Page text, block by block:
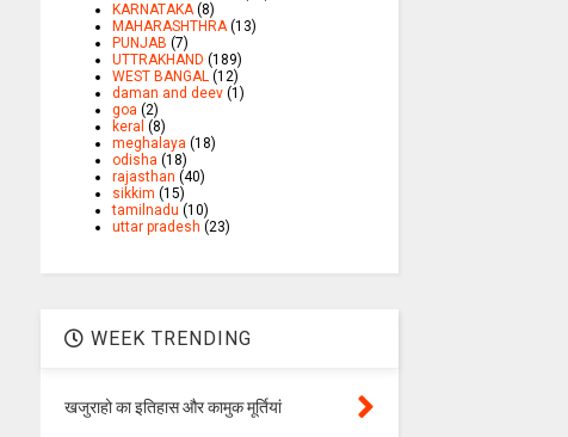
KARNATAKA (8)
MAHARASHTHRA (13)
PUNJAB (7)
UTTRAKHAND (189)
WEST BANGAL (12)
daman and deev (1)
goa (2)
keral (8)
meghalaya (18)
odisha (18)
rajasthan (40)
sikkim (15)
tamilnadu (10)
uttar pradesh (23)
WEEK TRENDING
खजुराहो का इतिहास और कामुक मूर्तियां